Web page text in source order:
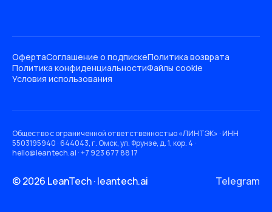
ОфертаСоглашение о подпискеПолитика возврата
Политика конфиденциальностиФайлы cookie
Условия использования
Общество с ограниченной ответственностью «ЛИНТЭК» · ИНН
5503195940 · 644043, г. Омск, ул. Фрунзе, д. 1, кор. 4 ·
hello@leantech.ai · +7 923 677 88 17
© 2026 LeanTech · leantech.ai Telegram